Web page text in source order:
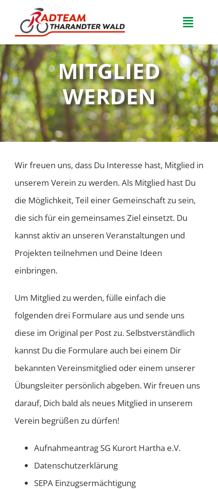
Inhalt
springen
Toggle
Home
Team
Veranstaltungen
Neuigkeiten
MITGLIED
WERDEN
Wir freuen uns, dass Du Interesse hast, Mitglied in
unserem Verein zu werden. Als Mitglied hast Du
die Möglichkeit, Teil einer Gemeinschaft zu sein,
die sich für ein gemeinsames Ziel einsetzt. Du
kannst aktiv an unseren Veranstaltungen und
Projekten teilnehmen und Deine Ideen
einbringen.
Um Mitglied zu werden, fülle einfach die
folgenden drei Formulare aus und sende uns
diese im Original per Post zu. Selbstverständlich
kannst Du die Formulare auch bei einem Dir
bekannten Vereinsmitglied oder einem unserer
Übungsleiter persönlich abgeben. Wir freuen uns
darauf, Dich bald als neues Mitglied in unserem
Verein begrüßen zu dürfen!
Aufnahmeantrag SG Kurort Hartha e.V.
Datenschutzerklärung
SEPA Einzugsermächtigung